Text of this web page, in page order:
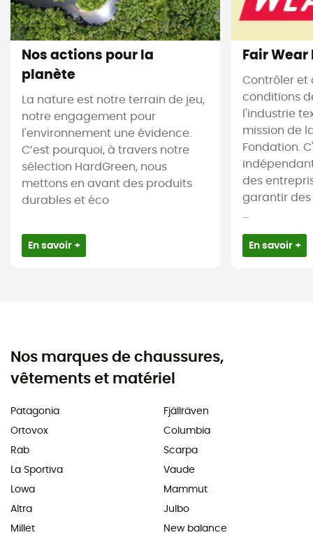
Nos actions pour la
planète
La nature est notre terrain de jeu,
notre engagement pour
l'environnement une évidence.
C’est pourquoi, à travers notre
sélection HardGreen, nous
mettons en avant des produits
durables et éco
En savoir +
Fair
Contrôler et
conditions
l'industrie
mission de
Fondation.
des
garantir
...
En savoir +
Nos marques de chaussures,
vêtements et matériel
Patagonia
Ortovox
Rab
La Sportiva
Lowa
Altra
Millet
Fjällräven
Columbia
Scarpa
Vaude
Mammut
Julbo
New balance